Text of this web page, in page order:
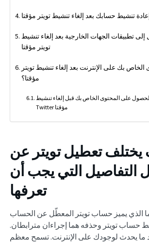
تنشيط حسابك بعد إلغاء تنشيط تويتر مؤقتا
إلى تطبيقات الجهات الخارجية بعد إلغاء تنشيط
تويتر مؤقتا
الخاص بك على الإنترنت بعد إلغاء تنشيط تويتر
مؤقتا؟
الحصول على المحتوى الخاص بك قبل إلغاء تنشيط
Twitter مؤقتا
تعطيل تويتر عن
التفاصيل التي يجب أن
تعرفها
الذي يميز حساب تويتر المعطّل عن الحساب
حساب تويتر وحذفه هما إجراءان مترابطان.
ما يحدث لوجودك على الإنترنت. تسمح معظم